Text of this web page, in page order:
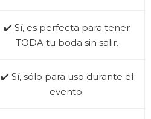
✔️ Sí, es perfecta para tener
TODA tu boda sin salir.
✔️ Sí, sólo para uso durante el
evento.